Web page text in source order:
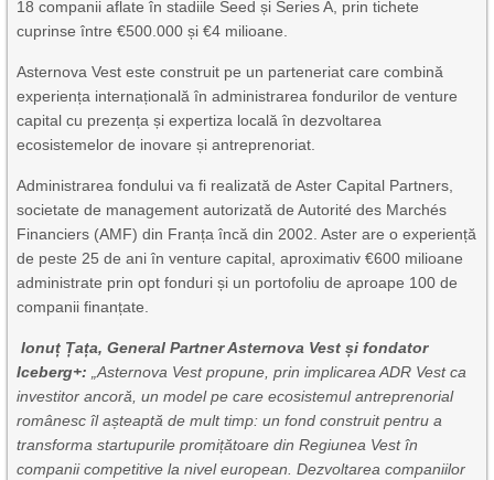
18 companii aflate în stadiile Seed și Series A, prin tichete
cuprinse între €500.000 și €4 milioane.
Asternova Vest este construit pe un parteneriat care combină
experiența internațională în administrarea fondurilor de venture
capital cu prezența și expertiza locală în dezvoltarea
ecosistemelor de inovare și antreprenoriat.
Administrarea fondului va fi realizată de Aster Capital Partners,
societate de management autorizată de Autorité des Marchés
Financiers (AMF) din Franța încă din 2002. Aster are o experiență
de peste 25 de ani în venture capital, aproximativ €600 milioane
administrate prin opt fonduri și un portofoliu de aproape 100 de
companii finanțate.
Ionuț Țața, General Partner Asternova Vest și fondator
Iceberg+: „Asternova Vest propune, prin implicarea ADR Vest ca
investitor ancoră, un model pe care ecosistemul antreprenorial
românesc îl așteaptă de mult timp: un fond construit pentru a
transforma startupurile promițătoare din Regiunea Vest în
companii competitive la nivel european. Dezvoltarea companiilor